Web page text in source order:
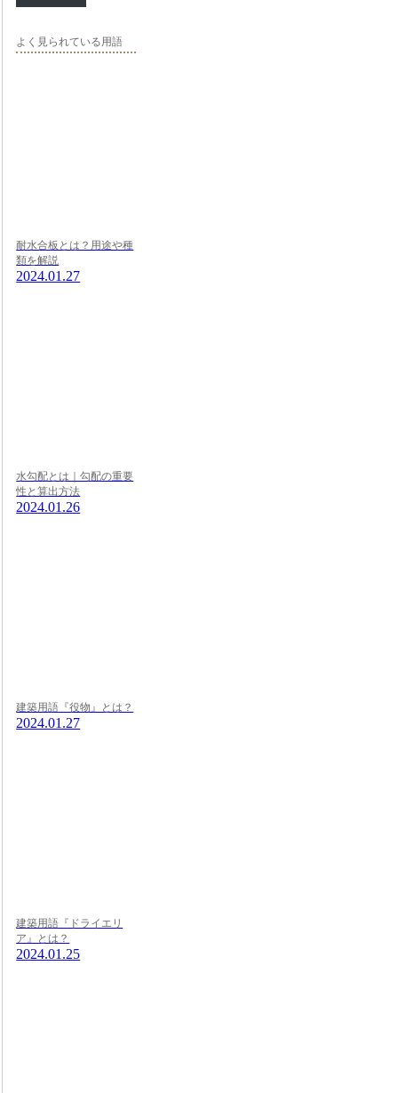
よく見られている用語
耐水合板とは？用途や種
類を解説
2024.01.27
水勾配とは｜勾配の重要
性と算出方法
2024.01.26
建築用語『役物』とは？
2024.01.27
建築用語『ドライエリ
ア』とは？
2024.01.25